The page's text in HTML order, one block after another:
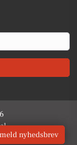
nyhedsbrev